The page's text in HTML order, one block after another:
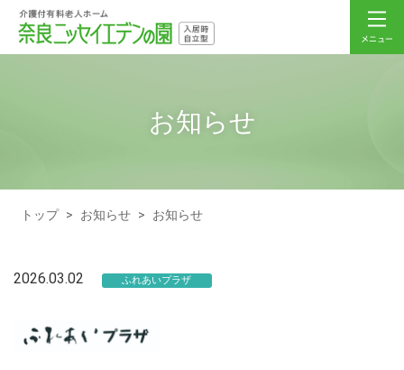
お知らせ
トップ > お知らせ > お知らせ
2026.03.02 ふれあいプラザ